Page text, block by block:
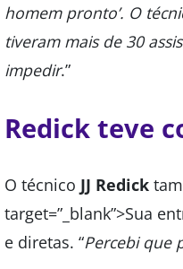
homem pronto’. O
tiveram mais de 30
impedir.”
Redick teve
O técnico JJ Redick
target=”_blank”>Sua
e diretas. “Percebi que